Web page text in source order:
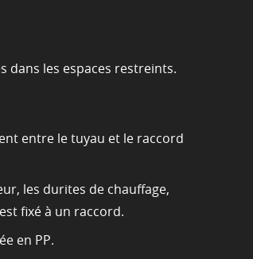
dans les espaces restreints.
entre le tuyau et le raccord
les durites de chauffage,
fixé à un raccord.
en PP.